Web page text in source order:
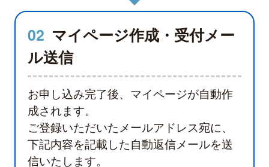
02 マイページ作成・受付メー
ル送信
お申し込み完了後、マイページが自動作
成されます。
ご登録いただいたメールアドレス宛に、
下記内容を記載した自動返信メールを送
信いたします。